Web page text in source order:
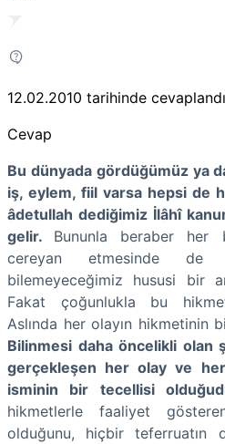
12.02.2010 tarihinde
Cevap
Bu dünyada gördüğümüz ya
iş, eylem, fiil varsa hepsi de
âdetullah dediğimiz İlâhî
gelir. Bununla beraber
cereyan etmesinde de
bilemeyeceğimiz hususi bir
Fakat çoğunlukla bu
Aslında her olayın hikmetinin
Bilinmesi daha öncelikli olan
gerçekleşen her olay ve
isminin bir tecellisi
hikmetlerle faaliyet
olduğunu, hiçbir teferruatın